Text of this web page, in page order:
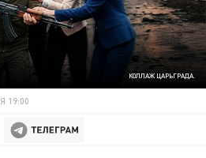
КОЛЛАЖ ЦАРЬГРАДА.
19:00